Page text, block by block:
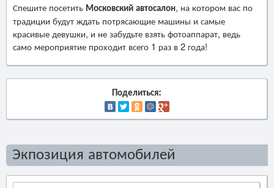
Спешите посетить Московский автосалон, на котором вас по
традиции будут ждать потрясающие машины и самые
красивые девушки, и не забудьте взять фотоаппарат, ведь
само мероприятие проходит всего 1 раз в 2 года!
Поделиться:
Экпозиция автомобилей